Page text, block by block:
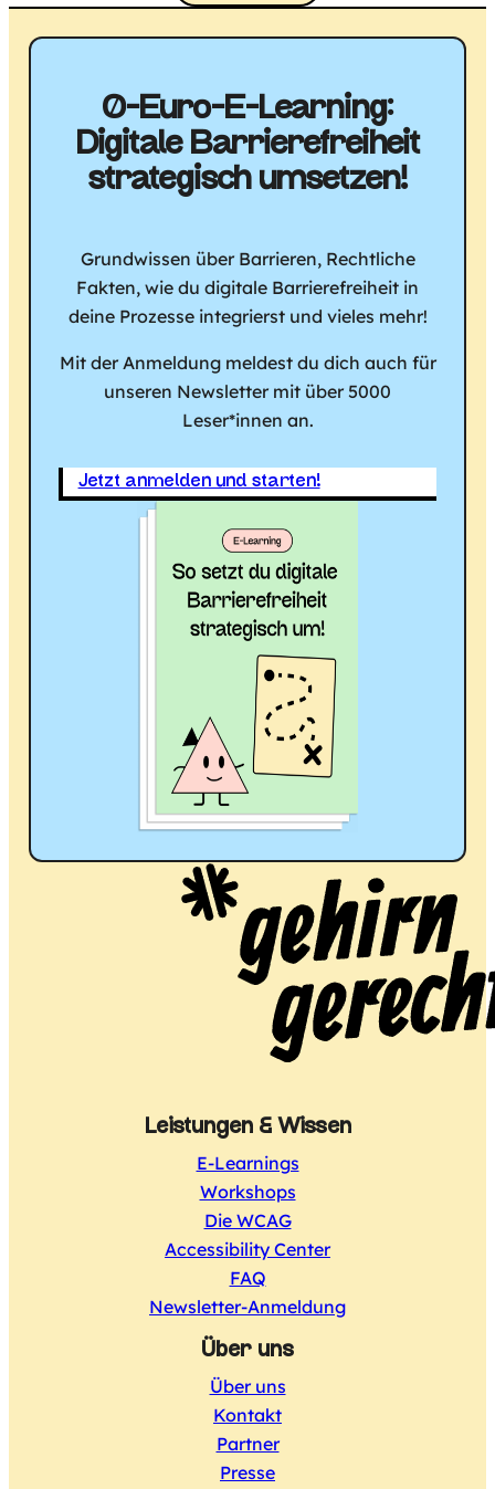
0-Euro-E-Learning:
Digitale Barriere­freiheit
strategisch umsetzen!
Grundwissen über Barrieren, Rechtliche
Fakten, wie du digitale Barrierefreiheit in
deine Prozesse integrierst und vieles mehr!
Mit der Anmeldung meldest du dich auch für
unseren Newsletter mit über 5000
Leser*innen an.
Jetzt anmelden und starten!
Leistungen & Wissen
E-Learnings
Workshops
Die WCAG
Accessibility Center
FAQ
Newsletter-Anmeldung
Über uns
Über uns
Kontakt
Partner
Presse